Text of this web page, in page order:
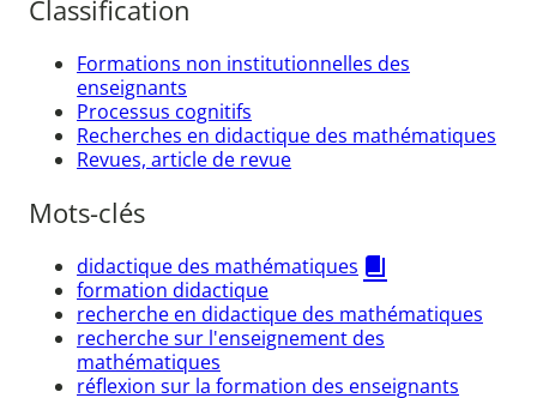
Classification
Formations non institutionnelles des
enseignants
Processus cognitifs
Recherches en didactique des mathématiques
Revues, article de revue
Mots-clés
didactique des mathématiques
formation didactique
recherche en didactique des mathématiques
recherche sur l'enseignement des
mathématiques
réflexion sur la formation des enseignants